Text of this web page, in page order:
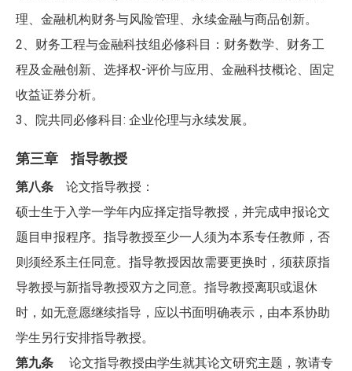
理、金融机构财务与风险管理、永续金融与商品创新。
2、财务工程与金融科技组必修科目：财务数学、财务工
程及金融创新、选择权-评价与应用、金融科技概论、固定
收益证券分析。
3、院共同必修科目: 企业伦理与永续发展。
第三章 指导教授
第八条 论文指导教授：
硕士生于入学一学年内应择定指导教授，并完成申报论文
题目申报程序。指导教授至少一人须为本系专任教师，否
则须经系主任同意。指导教授因故需要更换时，须获原指
导教授与新指导教授双方之同意。指导教授离职或退休
时，如无意愿继续指导，应以书面明确表示，由本系协助
学生另行安排指导教授。
第九条 论文指导教授由学生就其论文研究主题，敦请专